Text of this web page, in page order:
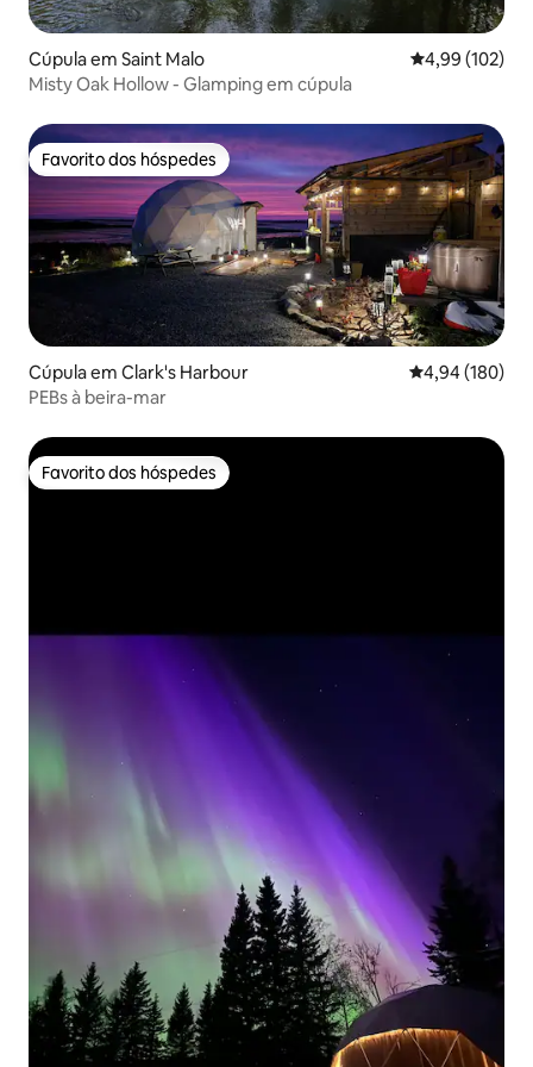
Cúpula em Saint Malo Classificação
4,99 (102)
Misty Oak Hollow - Glamping em cúpula
Favorito dos hóspedes
Favorito dos hóspedes
Cúpula em Clark's Harbour Classificação
4,94 (180)
PEBs à beira-mar
Favorito dos hóspedes
Favorito dos hóspedes